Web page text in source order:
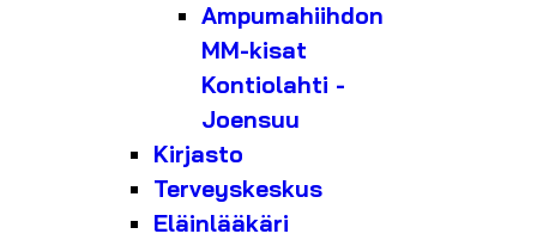
Ampumahiihdon
MM-kisat
Kontiolahti -
Joensuu
Kirjasto
Terveyskeskus
Eläinlääkäri